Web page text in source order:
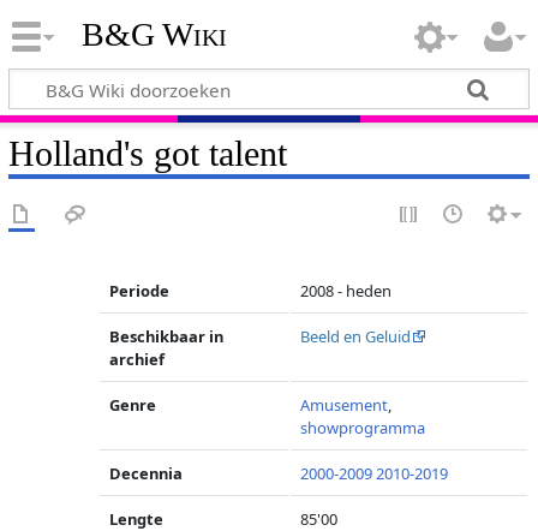
B&G Wiki
Holland's got talent
Periode 2008 - heden
Beschikbaar in
archief
Beeld en Geluid
Genre Amusement,
showprogramma
Decennia 2000-20092010-2019
Lengte 85'00